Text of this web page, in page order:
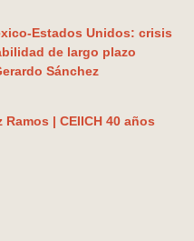
Estados Unidos: crisis
de largo plazo
Sánchez
Ramos | CEIICH 40 años